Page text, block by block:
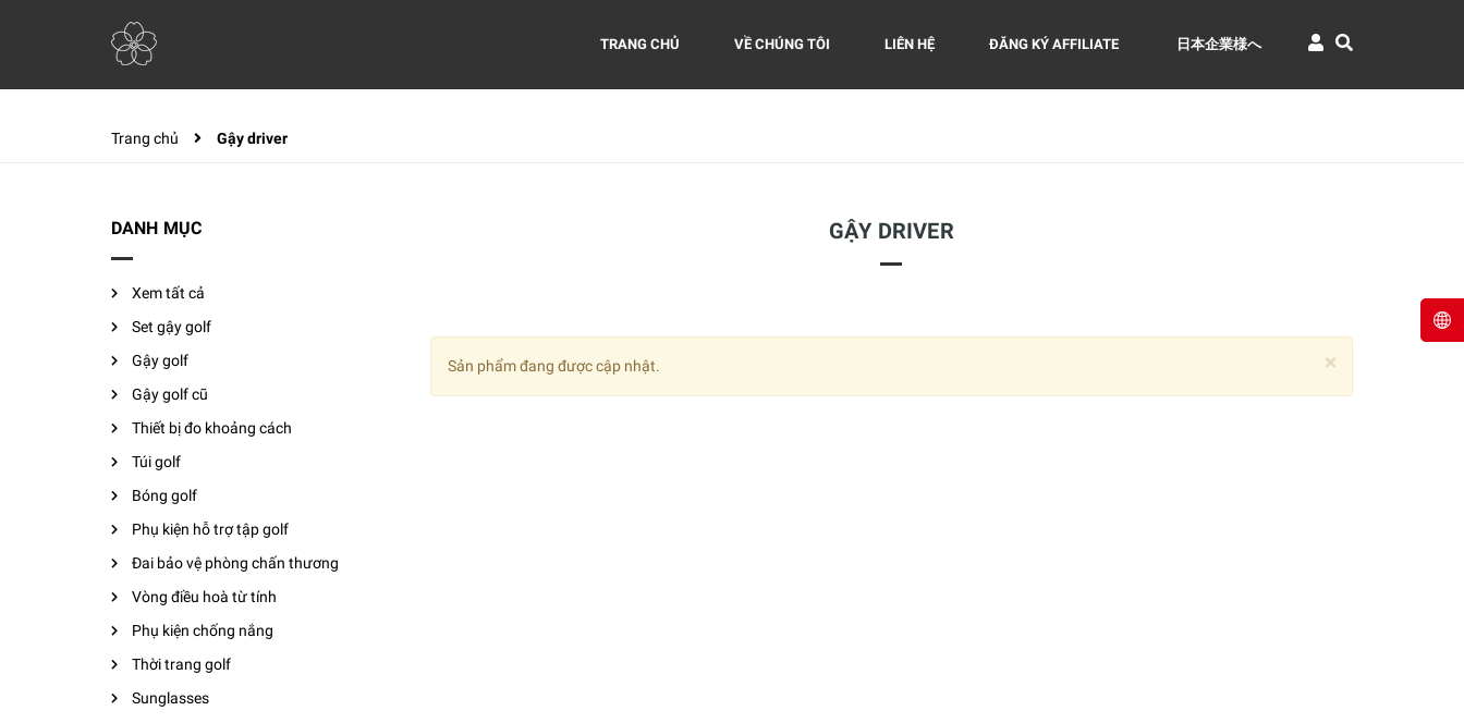
TRANG CHỦ VỀ CHÚNG TÔI LIÊN HỆ ĐĂNG KÝ AFFILIATE 日本企業様へ
Trang chủ Gậy driver
GẬY DRIVER
×
Sản phẩm đang được cập nhật.
DANH MỤC
Xem tất cả
Set gậy golf
Gậy golf
Gậy golf cũ
Thiết bị đo khoảng cách
Túi golf
Bóng golf
Phụ kiện hỗ trợ tập golf
Đai bảo vệ phòng chấn thương
Vòng điều hoà từ tính
Phụ kiện chống nắng
Thời trang golf
Sunglasses